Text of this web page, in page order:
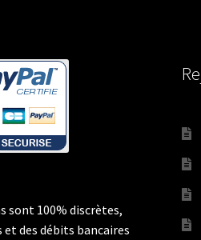
sont 100% discrètes,
et des débits bancaires